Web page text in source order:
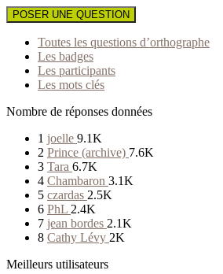
POSER UNE QUESTION
Toutes les questions d’orthographe
Les badges
Les participants
Les mots clés
Nombre de réponses données
1 joelle 9.1K
2 Prince (archive) 7.6K
3 Tara 6.7K
4 Chambaron 3.1K
5 czardas 2.5K
6 PhL 2.4K
7 jean bordes 2.1K
8 Cathy Lévy 2K
Meilleurs utilisateurs